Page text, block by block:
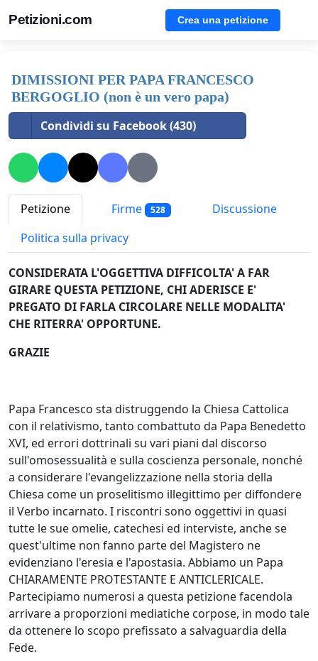
Petizioni.com Crea una petizione
DIMISSIONI PER PAPA FRANCESCO
BERGOGLIO (non è un vero papa)
Condividi su Facebook (430)
Petizione Firme 528
Discussione
Politica sulla privacy
CONSIDERATA L'OGGETTIVA DIFFICOLTA' A FAR
GIRARE QUESTA PETIZIONE, CHI ADERISCE E'
PREGATO DI FARLA CIRCOLARE NELLE MODALITA'
CHE RITERRA' OPPORTUNE.
GRAZIE
Papa Francesco sta distruggendo la Chiesa Cattolica
con il relativismo, tanto combattuto da Papa Benedetto
XVI, ed errori dottrinali su vari piani dal discorso
sull'omosessualità e sulla coscienza personale, nonché
a considerare l'evangelizzazione nella storia della
Chiesa come un proselitismo illegittimo per diffondere
il Verbo incarnato. I riscontri sono oggettivi in quasi
tutte le sue omelie, catechesi ed interviste, anche se
quest'ultime non fanno parte del Magistero ne
evidenziano l'eresia e l'apostasia. Abbiamo un Papa
CHIARAMENTE PROTESTANTE E ANTICLERICALE.
Partecipiamo numerosi a questa petizione facendola
arrivare a proporzioni mediatiche corpose, in modo tale
da ottenere lo scopo prefissato a salvaguardia della
Fede.